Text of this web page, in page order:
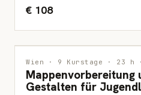
€ 108
INTERDISZIPLINÄR
JUGENDLICHE
Wien · 9 Kurstage · 23 h
Mappenvorbereitung
Gestalten für